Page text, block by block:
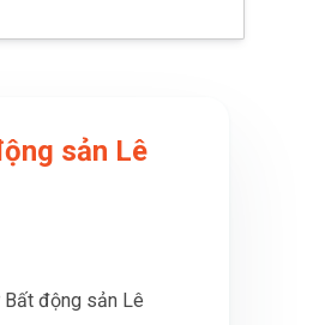
sản Lê
động sản Lê